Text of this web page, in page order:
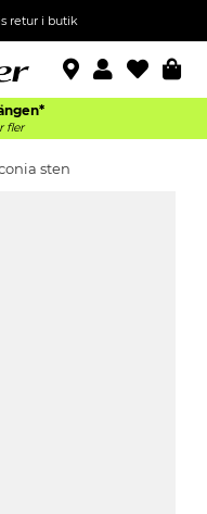
retur i butik
fler
sten